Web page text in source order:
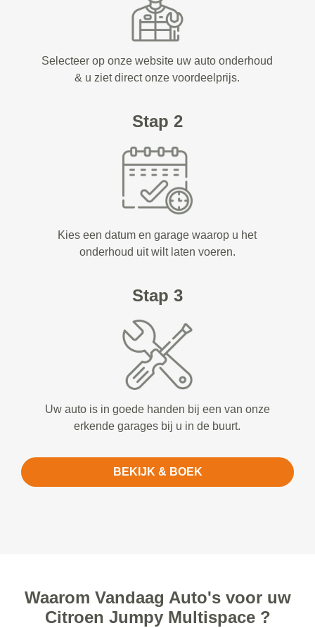
Selecteer op onze website uw auto onderhoud
& u ziet direct onze voordeelprijs.
Stap 2
Kies een datum en garage waarop u het
onderhoud uit wilt laten voeren.
Stap 3
Uw auto is in goede handen bij een van onze
erkende garages bij u in de buurt.
BEKIJK & BOEK
Waarom Vandaag Auto's voor uw
Citroen Jumpy Multispace ?